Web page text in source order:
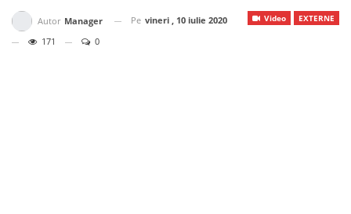
Video EXTERNE
Autor Manager Pe vineri , 10 iulie 2020
171
0